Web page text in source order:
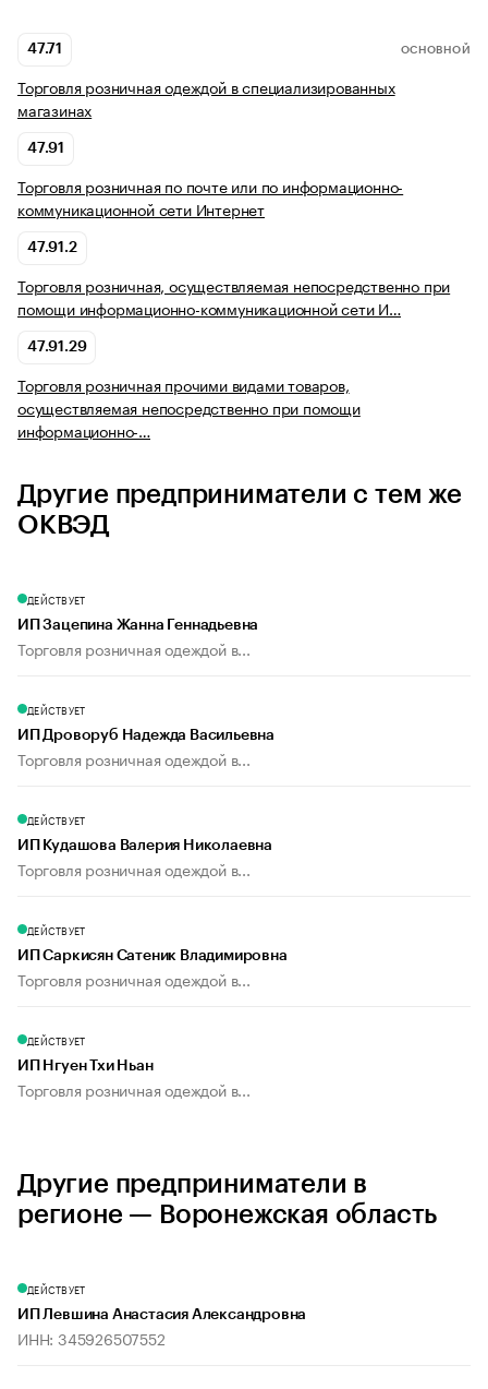
47.71 ОСНОВНОЙ
Торговля розничная одеждой в специализированных
магазинах
47.91
Торговля розничная по почте или по информационно-
коммуникационной сети Интернет
47.91.2
Торговля розничная, осуществляемая непосредственно при
помощи информационно-коммуникационной сети И…
47.91.29
Торговля розничная прочими видами товаров,
осуществляемая непосредственно при помощи
информационно-…
Другие предприниматели с тем же
ОКВЭД
ДЕЙСТВУЕТ
ИП Зацепина Жанна Геннадьевна
Торговля розничная одеждой в...
ДЕЙСТВУЕТ
ИП Дроворуб Надежда Васильевна
Торговля розничная одеждой в...
ДЕЙСТВУЕТ
ИП Кудашова Валерия Николаевна
Торговля розничная одеждой в...
ДЕЙСТВУЕТ
ИП Саркисян Сатеник Владимировна
Торговля розничная одеждой в...
ДЕЙСТВУЕТ
ИП Нгуен Тхи Ньан
Торговля розничная одеждой в...
Другие предприниматели в
регионе — Воронежская область
ДЕЙСТВУЕТ
ИП Левшина Анастасия Александровна
ИНН: 345926507552